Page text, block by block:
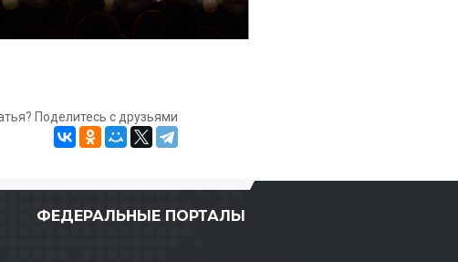
Поделитесь с друзьями
ФЕДЕРАЛЬНЫЕ ПОРТАЛЫ